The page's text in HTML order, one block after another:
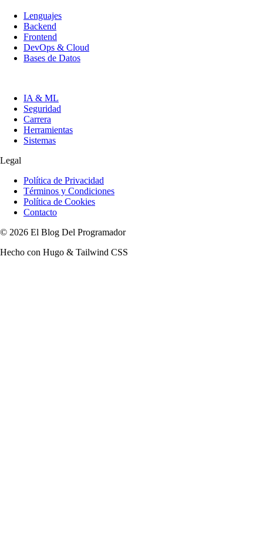
Lenguajes
Backend
Frontend
DevOps & Cloud
Bases de Datos
IA & ML
Seguridad
Carrera
Herramientas
Sistemas
Legal
Política de Privacidad
Términos y Condiciones
Política de Cookies
Contacto
© 2026 El Blog Del Programador
Hecho con Hugo & Tailwind CSS